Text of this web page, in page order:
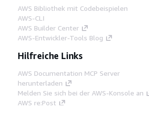
AWS Bibliothek mit Codebeispielen
AWS-CLI
AWS Builder Center
AWS-Entwickler-Tools Blog
Hilfreiche Links
AWS Documentation MCP Server
herunterladen
Melden Sie sich bei der AWS-Konsole an
AWS re:Post